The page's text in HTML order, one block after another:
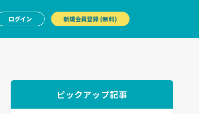
ログイン 新規会員登録 (無料)
ピックアップ記事